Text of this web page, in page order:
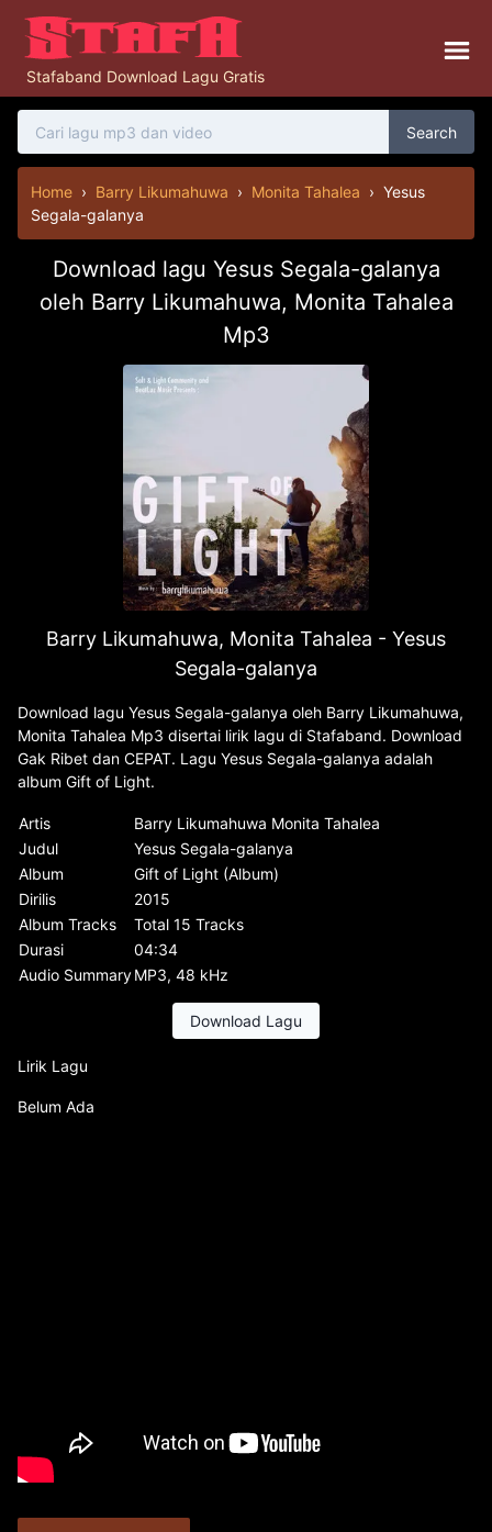
Stafaband Download Lagu Gratis
Search
Home › Barry Likumahuwa › Monita Tahalea › Yesus
Segala-galanya
Download lagu Yesus Segala-galanya
oleh Barry Likumahuwa, Monita Tahalea
Mp3
Barry Likumahuwa, Monita Tahalea - Yesus
Segala-galanya
Download lagu Yesus Segala-galanya oleh Barry Likumahuwa,
Monita Tahalea Mp3 disertai lirik lagu di Stafaband. Download
Gak Ribet dan CEPAT. Lagu Yesus Segala-galanya adalah
album Gift of Light.
Artis
Barry Likumahuwa Monita Tahalea
Judul
Yesus Segala-galanya
Album
Gift of Light (Album)
Dirilis
2015
Album Tracks
Total 15 Tracks
Durasi
04:34
Audio SummaryMP3, 48 kHz
Download Lagu
Lirik Lagu
Belum Ada